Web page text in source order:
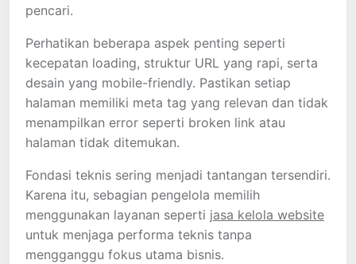
pencari.
Perhatikan beberapa aspek penting seperti
kecepatan loading, struktur URL yang rapi, serta
desain yang mobile-friendly. Pastikan setiap
halaman memiliki meta tag yang relevan dan tidak
menampilkan error seperti broken link atau
halaman tidak ditemukan.
Fondasi teknis sering menjadi tantangan tersendiri.
Karena itu, sebagian pengelola memilih
menggunakan layanan seperti jasa kelola website
untuk menjaga performa teknis tanpa
mengganggu fokus utama bisnis.